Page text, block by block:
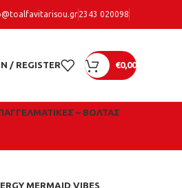
2343 020098
/ REGISTER €0,00
– ΒΌΛΤΑΣ
MERMAID VIBES